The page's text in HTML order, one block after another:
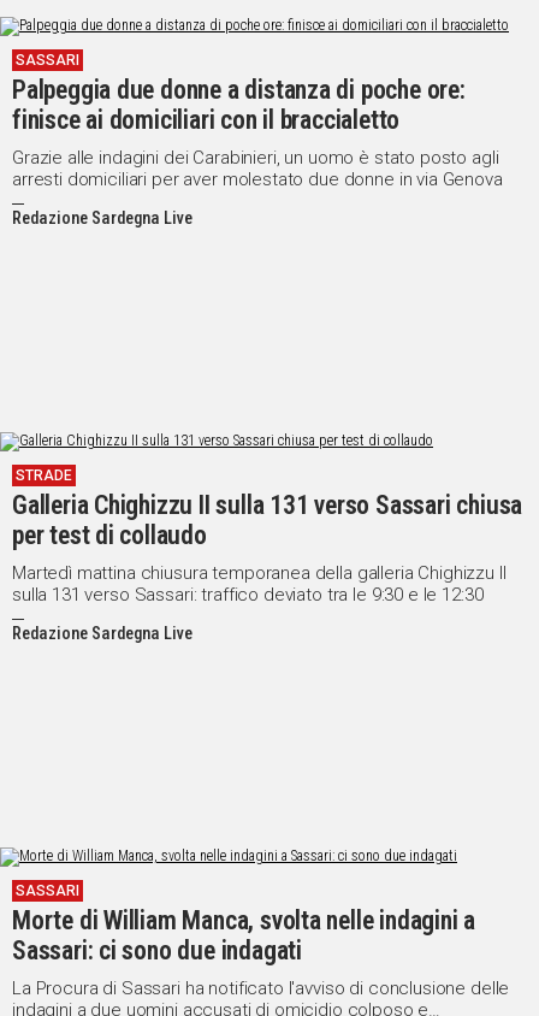
SASSARI
Palpeggia due donne a distanza di poche ore:
finisce ai domiciliari con il braccialetto
Grazie alle indagini dei Carabinieri, un uomo è stato posto agli
arresti domiciliari per aver molestato due donne in via Genova
Redazione Sardegna Live
STRADE
Galleria Chighizzu II sulla 131 verso Sassari chiusa
per test di collaudo
Martedì mattina chiusura temporanea della galleria Chighizzu II
sulla 131 verso Sassari: traffico deviato tra le 9:30 e le 12:30
Redazione Sardegna Live
SASSARI
Morte di William Manca, svolta nelle indagini a
Sassari: ci sono due indagati
La Procura di Sassari ha notificato l'avviso di conclusione delle
indagini a due uomini accusati di omicidio colposo e